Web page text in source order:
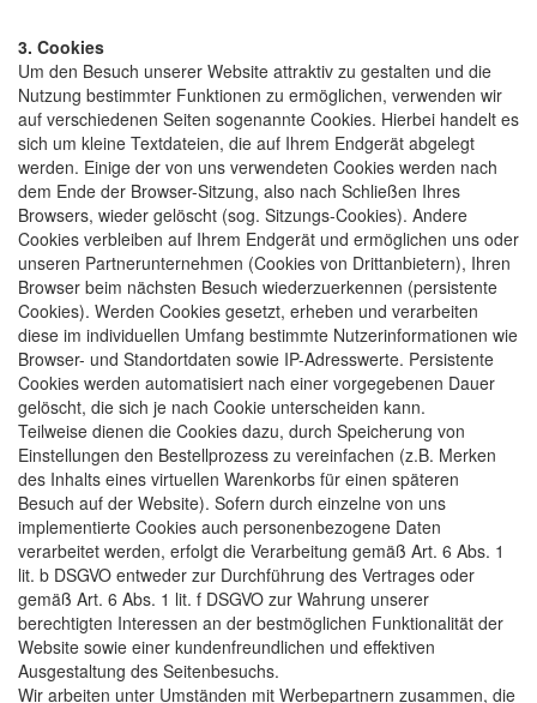
3. Cookies
Um den Besuch unserer Website attraktiv zu gestalten und die
Nutzung bestimmter Funktionen zu ermöglichen, verwenden wir
auf verschiedenen Seiten sogenannte Cookies. Hierbei handelt es
sich um kleine Textdateien, die auf Ihrem Endgerät abgelegt
werden. Einige der von uns verwendeten Cookies werden nach
dem Ende der Browser-Sitzung, also nach Schließen Ihres
Browsers, wieder gelöscht (sog. Sitzungs-Cookies). Andere
Cookies verbleiben auf Ihrem Endgerät und ermöglichen uns oder
unseren Partnerunternehmen (Cookies von Drittanbietern), Ihren
Browser beim nächsten Besuch wiederzuerkennen (persistente
Cookies). Werden Cookies gesetzt, erheben und verarbeiten
diese im individuellen Umfang bestimmte Nutzerinformationen wie
Browser- und Standortdaten sowie IP-Adresswerte. Persistente
Cookies werden automatisiert nach einer vorgegebenen Dauer
gelöscht, die sich je nach Cookie unterscheiden kann.
Teilweise dienen die Cookies dazu, durch Speicherung von
Einstellungen den Bestellprozess zu vereinfachen (z.B. Merken
des Inhalts eines virtuellen Warenkorbs für einen späteren
Besuch auf der Website). Sofern durch einzelne von uns
implementierte Cookies auch personenbezogene Daten
verarbeitet werden, erfolgt die Verarbeitung gemäß Art. 6 Abs. 1
lit. b DSGVO entweder zur Durchführung des Vertrages oder
gemäß Art. 6 Abs. 1 lit. f DSGVO zur Wahrung unserer
berechtigten Interessen an der bestmöglichen Funktionalität der
Website sowie einer kundenfreundlichen und effektiven
Ausgestaltung des Seitenbesuchs.
Wir arbeiten unter Umständen mit Werbepartnern zusammen, die